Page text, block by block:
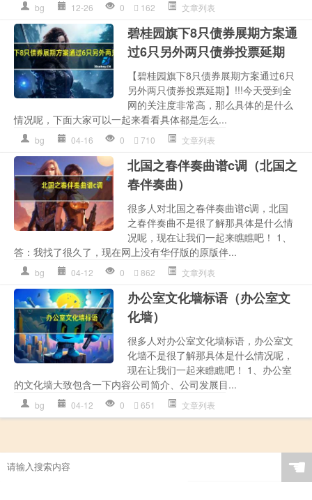
bg 12-26 0 162 文章列表
碧桂园旗下8只债券展期方案通
过6只另外两只债券投票延期
【碧桂园旗下8只债券展期方案通过6只
另外两只债券投票延期】!!!今天受到全
网的关注度非常高，那么具体的是什么
情况呢，下面大家可以一起来看看具体都是怎么...
bg 04-16 0 710 文章列表
北国之春伴奏曲谱c调（北国之
春伴奏曲）
很多人对北国之春伴奏曲谱c调，北国
之春伴奏曲不是很了解那具体是什么情
况呢，现在让我们一起来瞧瞧吧！ 1、
答：我找了很久了，现在网上没有华仔版的原版伴...
bg 04-12 0 862 文章列表
办公室文化墙标语（办公室文
化墙）
很多人对办公室文化墙标语，办公室文
化墙不是很了解那具体是什么情况呢，
现在让我们一起来瞧瞧吧！ 1、办公室
的文化墙大致包含一下内容公司简介、公司发展目...
bg 04-12 0 651 文章列表
☚